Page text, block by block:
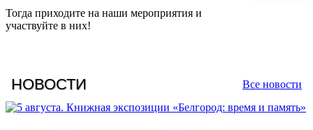
Тогда приходите на наши мероприятия и
участвуйте в них!
НОВОСТИ Все новости